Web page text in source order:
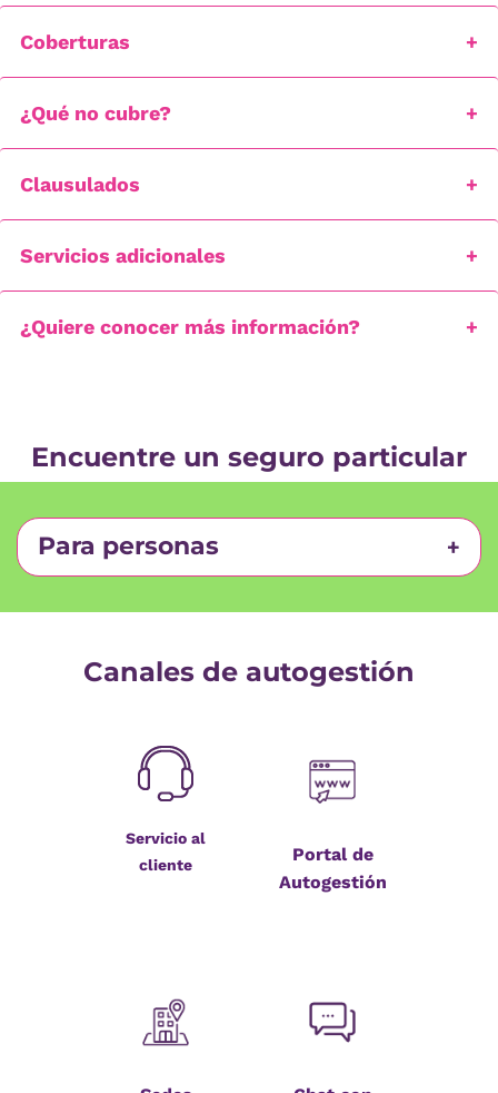
Coberturas
¿Qué no cubre?
Clausulados
Servicios adicionales
¿Quiere conocer más información?
Encuentre un seguro particular
Para personas
Canales de autogestión
Servicio al
cliente
Portal de
Autogestión